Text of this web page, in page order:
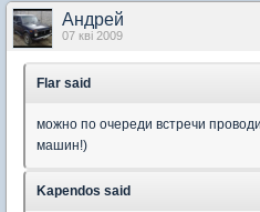
Андрей
07 кві 2009
Flar said
можно по очереди встречи
машин!)
Kapendos said